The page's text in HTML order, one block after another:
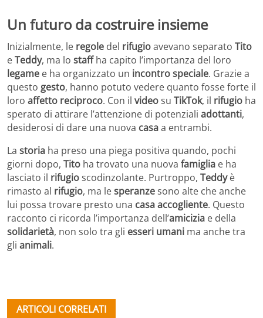
Un futuro da costruire insieme
Inizialmente, le regole del rifugioavevano separato Tito
eTeddy, ma lo staffha capito l’importanza del loro
legame e ha organizzato un incontro speciale. Grazie a
questo gesto, hanno potuto vedere quanto fosse forte il
loro affetto reciproco. Con il videosu TikTok, il rifugio ha
sperato di attirare l’attenzione di potenziali adottanti,
desiderosi di dare una nuova casaa entrambi.
La storia ha preso una piega positiva quando, pochi
giorni dopo, Tito ha trovato una nuova famiglia e ha
lasciato il rifugioscodinzolante. Purtroppo, Teddyè
rimasto al rifugio, ma lesperanzesono alte che anche
lui possa trovare presto una casa accogliente. Questo
racconto ci ricorda l’importanza dell’amicizia e della
solidarietà, non solo tra gli esseri umani ma anche tra
gli animali.
ARTICOLI CORRELATI